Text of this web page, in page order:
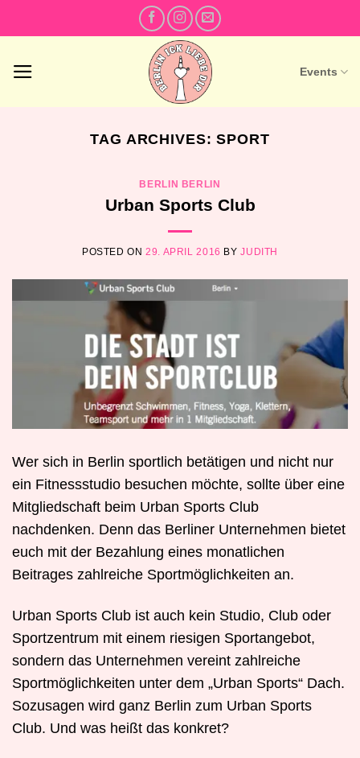
to
Events
TAG ARCHIVES:SPORT
BERLIN BERLIN
Urban Sports Club
POSTED ON29. APRIL 2016 BYJUDITH
Wer sich in Berlin sportlich betätigen und nicht nur
ein Fitnessstudio besuchen möchte, sollte über eine
Mitgliedschaft beim Urban Sports Club
nachdenken. Denn das Berliner Unternehmen bietet
euch mit der Bezahlung eines monatlichen
Beitrages zahlreiche Sportmöglichkeiten an.
Urban Sports Club ist auch kein Studio, Club oder
Sportzentrum mit einem riesigen Sportangebot,
sondern das Unternehmen vereint zahlreiche
Sportmöglichkeiten unter dem „Urban Sports“ Dach.
Sozusagen wird ganz Berlin zum Urban Sports
Club. Und was heißt das konkret?